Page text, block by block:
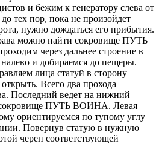
и бежим к генератору слева от
тех пор, пока не произойдет
нужно дождаться его прибытия.
можно найти сокровище ПУТЬ
через дальнее строение в
и добираемся до пещеры.
лица статуй в сторону
Всего два прохода –
Последний ведет на нижний
сокровище ПУТЬ ВОИНА. Левая
ориентируемся по тупому углу
Повернув статую в нужную
череп соответствующей